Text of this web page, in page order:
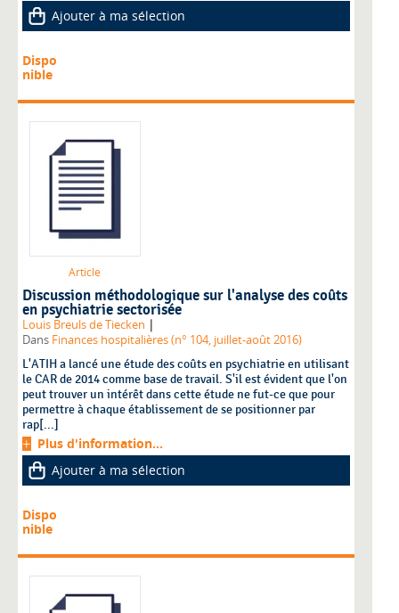
Ajouter à ma sélection
Dispo
nible
Article
Discussion méthodologique sur l'analyse des coûts
en psychiatrie sectorisée
Louis Breuls de Tiecken |
Dans Finances hospitalières (n° 104, juillet-août 2016)
L'ATIH a lancé une étude des coûts en psychiatrie en utilisant
le CAR de 2014 comme base de travail. S'il est évident que l'on
peut trouver un intérêt dans cette étude ne fut-ce que pour
permettre à chaque établissement de se positionner par
rap[...]
Plus d'information...
Ajouter à ma sélection
Dispo
nible